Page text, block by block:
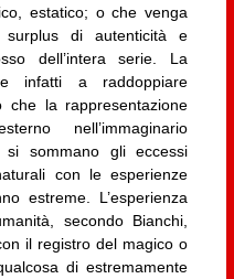
estatico; o che venga
surplus di autenticità e
dell’intera serie. La
infatti a raddoppiare
che la rappresentazione
nell’immaginario
si sommano gli eccessi
con le esperienze
estreme. L’esperienza
secondo Bianchi,
il registro del magico o
di estremamente